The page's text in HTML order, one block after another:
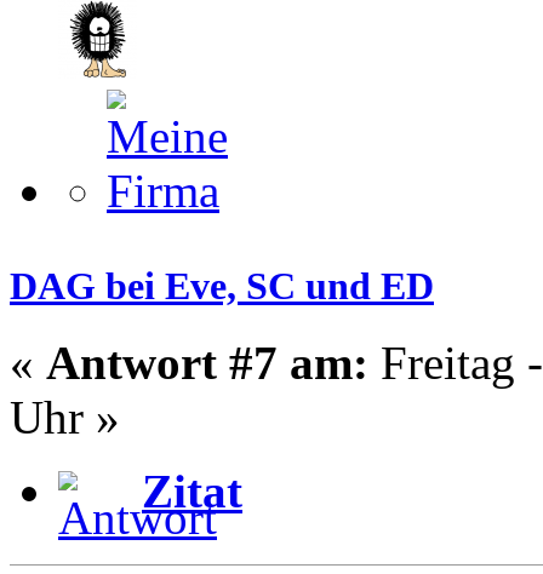
DAG bei Eve, SC und ED
« Antwort #7 am: Freitag
Uhr »
Zitat